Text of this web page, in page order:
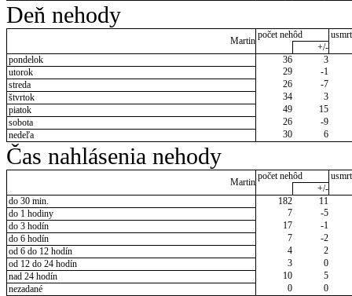
Deň nehody
Martin
počet nehôd
+/-
pondelok
36
3
utorok
29
-1
streda
26
-7
štvrtok
34
3
piatok
49
15
sobota
26
-9
nedeľa
30 6
Čas nahlásenia nehody
Martin
počet nehôd
+/-
do 30 min.
182
11
do 1 hodiny
7
-5
do 3 hodín
17
-1
do 6 hodín
7
-2
od 6 do 12 hodín
4
2
od 12 do 24 hodín
3
0
nad 24 hodín
10
5
nezadané
0 0